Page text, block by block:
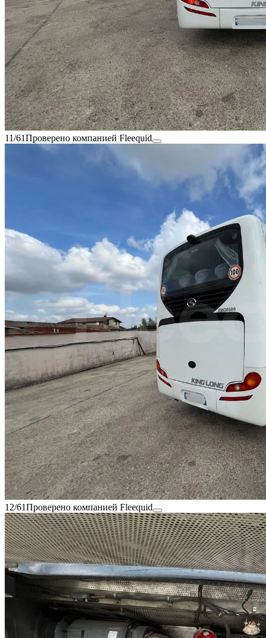
11/61Проверено компанией Fleequid
12/61Проверено компанией Fleequid